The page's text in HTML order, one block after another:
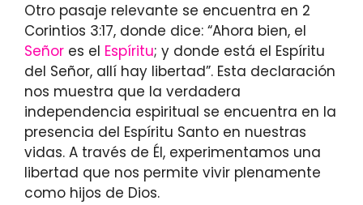
Otro pasaje relevante se encuentra en 2
Corintios 3:17, donde dice: “Ahora bien, el
Señor es el Espíritu; y donde está el Espíritu
del Señor, allí hay libertad”. Esta declaración
nos muestra que la verdadera
independencia espiritual se encuentra en la
presencia del Espíritu Santo en nuestras
vidas. A través de Él, experimentamos una
libertad que nos permite vivir plenamente
como hijos de Dios.